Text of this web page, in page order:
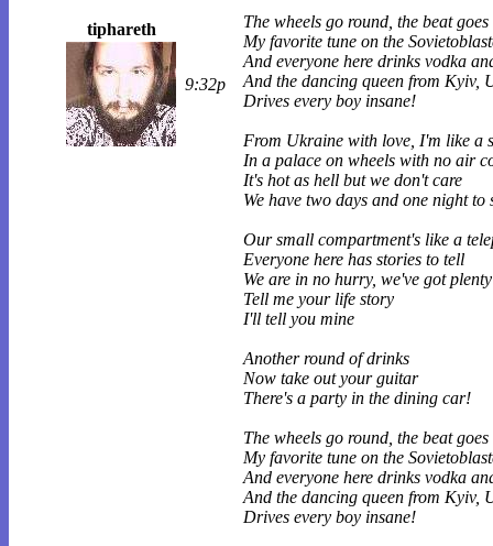
tiphareth
9:32p
The wheels go round, the beat goes
My favorite tune on the
And everyone here drinks vodka
And the dancing queen from Kyiv,
Drives every boy insane!
From Ukraine with love, I'm like a
In a palace on wheels with no air
It's hot as hell but we don't care
We have two days and one night to
Our small compartment's like a
Everyone here has stories to tell
We are in no hurry, we've got
Tell me your life story
I'll tell you mine
Another round of drinks
Now take out your guitar
There's a party in the dining car!
The wheels go round, the beat goes
My favorite tune on the
And everyone here drinks vodka
And the dancing queen from Kyiv,
Drives every boy insane!